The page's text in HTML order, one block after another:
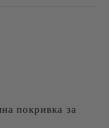
покривка за